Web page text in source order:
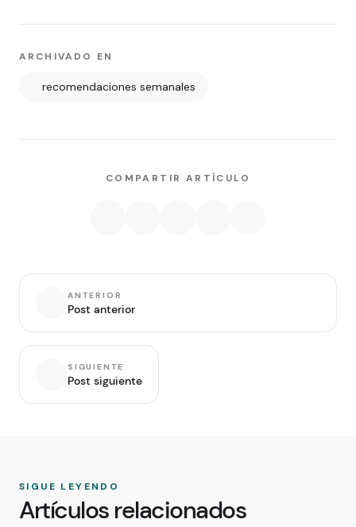
ARCHIVADO EN
recomendaciones semanales
COMPARTIR ARTÍCULO
ANTERIOR
Post anterior
SIGUIENTE
Post siguiente
SIGUE LEYENDO
Artículos relacionados